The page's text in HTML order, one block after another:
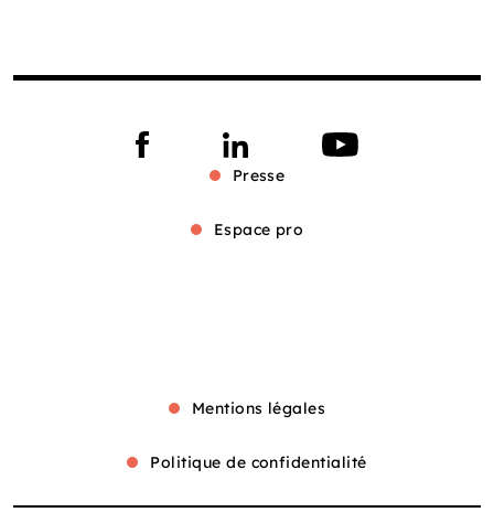
Presse
Espace pro
Mentions légales
Politique de confidentialité